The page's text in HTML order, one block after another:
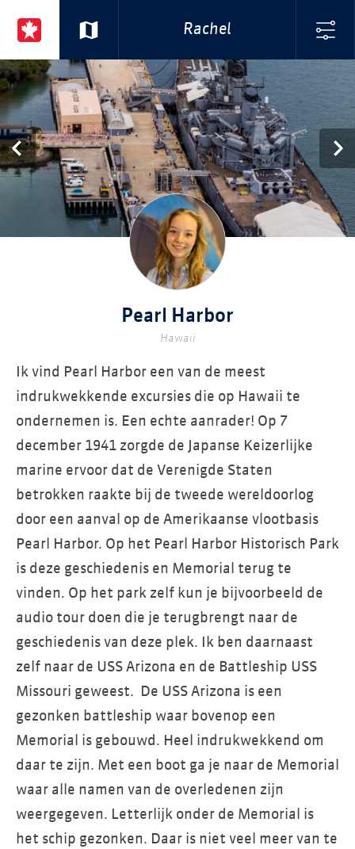
Rachel
Pearl Harbor
Hawaii
Ik vind Pearl Harbor een van de meest
indrukwekkende excursies die op Hawaii te
ondernemen is. Een echte aanrader! Op 7
december 1941 zorgde de Japanse Keizerlijke
marine ervoor dat de Verenigde Staten
betrokken raakte bij de tweede wereldoorlog
door een aanval op de Amerikaanse vlootbasis
Pearl Harbor. Op het Pearl Harbor Historisch Park
is deze geschiedenis en Memorial terug te
vinden. Op het park zelf kun je bijvoorbeeld de
audio tour doen die je terugbrengt naar de
geschiedenis van deze plek. Ik ben daarnaast
zelf naar de USS Arizona en de Battleship USS
Missouri geweest. De USS Arizona is een
gezonken battleship waar bovenop een
Memorial is gebouwd. Heel indrukwekkend om
daar te zijn. Met een boot ga je naar de Memorial
waar alle namen van de overledenen zijn
weergegeven. Letterlijk onder de Memorial is
het schip gezonken. Daar is niet veel meer van te